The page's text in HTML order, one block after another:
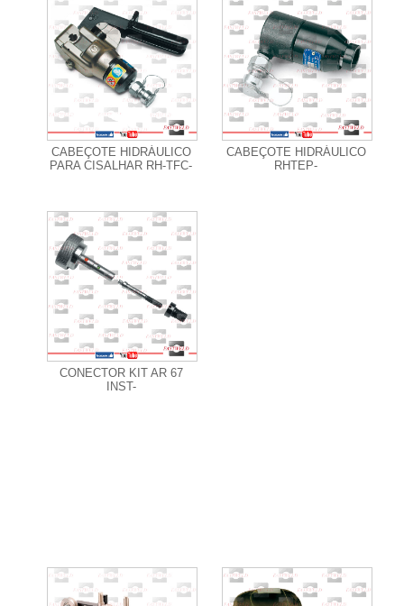
+ Informações
CABEÇOTE HIDRÁULICO
PARA CISALHAR RH-TFC-
+ Informações
CABEÇOTE HIDRÁULICO
RHTEP-
+ Informações
CONECTOR KIT AR 67
INST-